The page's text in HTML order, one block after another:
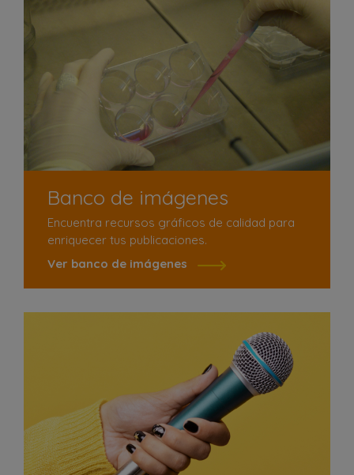
Banco de imágenes
Encuentra recursos gráficos de calidad para
enriquecer tus publicaciones.
Ver banco de imágenes